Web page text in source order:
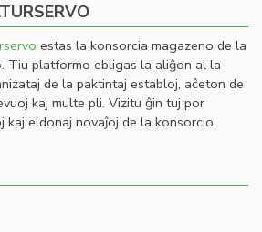
estas la konsorcia magazeno de la
Tiu platformo ebligas la aliĝon al la
de la paktintaj establoj, aĉeton de
kaj multe pli. Vizitu ĝin tuj por
kaj eldonaj novaĵoj de la konsorcio.